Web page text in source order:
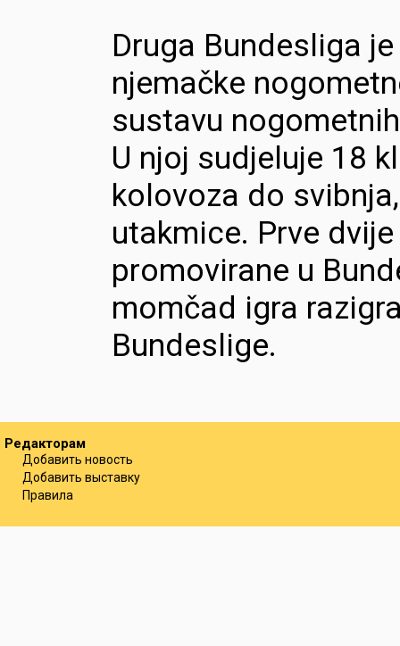
Druga Bundesliga
njemačke
sustavu
U njoj sudjeluje 18
kolovoza do
utakmice. Prve
promovirane u
momčad igra
Bundeslige.
Редакторам
Добавить новость
Добавить выставку
Правила